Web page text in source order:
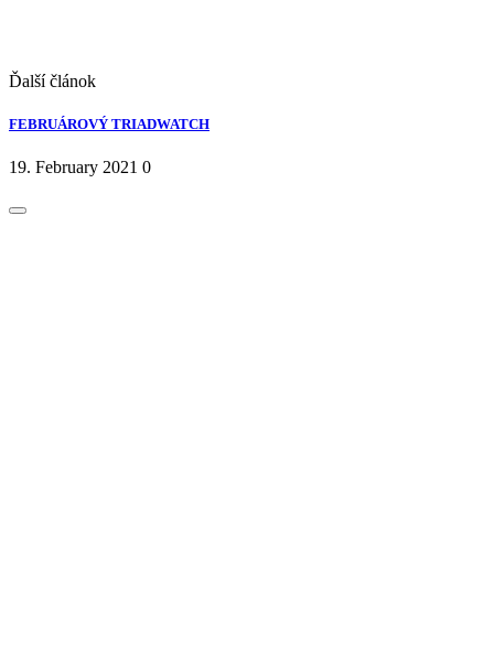
Ďalší článok
FEBRUÁROVÝ TRIADWATCH
19. February 2021 0